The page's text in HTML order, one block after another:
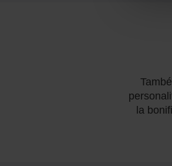
la